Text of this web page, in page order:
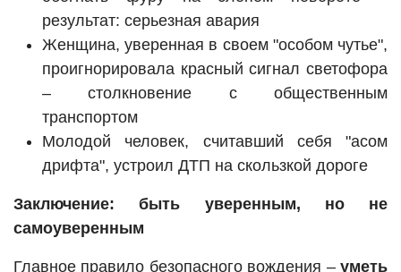
результат: серьезная авария
Женщина, уверенная в своем "особом чутье",
проигнорировала красный сигнал светофора
– столкновение с общественным
транспортом
Молодой человек, считавший себя "асом
дрифта", устроил ДТП на скользкой дороге
Заключение: быть уверенным, но не
самоуверенным
Главное правило безопасного вождения – уметь